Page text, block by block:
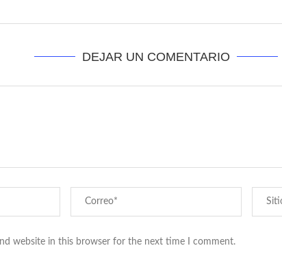
DEJAR UN COMENTARIO
website in this browser for the next time I comment.